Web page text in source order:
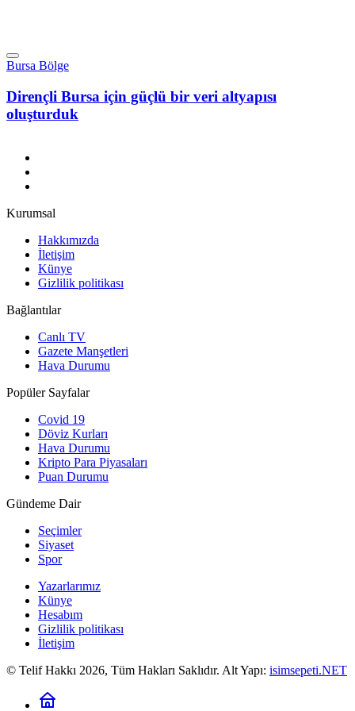
Bursa Bölge
Dirençli Bursa için güçlü bir veri altyapısı
oluşturduk
Kurumsal
Hakkımızda
İletişim
Künye
Gizlilik politikası
Bağlantılar
Canlı TV
Gazete Manşetleri
Hava Durumu
Popüler Sayfalar
Covid 19
Döviz Kurları
Hava Durumu
Kripto Para Piyasaları
Puan Durumu
Gündeme Dair
Seçimler
Siyaset
Spor
Yazarlarımız
Künye
Hesabım
Gizlilik politikası
İletişim
© Telif Hakkı 2026, Tüm Hakları Saklıdır. Alt Yapı: isimsepeti.NET